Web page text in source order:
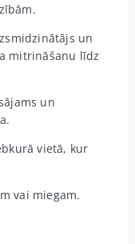
un
mitrināšanu līdz
un
vietā, kur
vai miegam.